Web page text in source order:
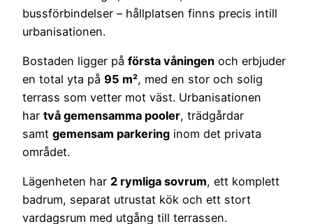
bussförbindelser – hållplatsen finns precis intill
urbanisationen.
Bostaden ligger på första våningen och erbjuder
en total yta på 95 m², med en stor och solig
terrass som vetter mot väst. Urbanisationen
har två gemensamma pooler, trädgårdar
samt gemensam parkering inom det privata
området.
Lägenheten har 2 rymliga sovrum, ett komplett
badrum, separat utrustat kök och ett stort
vardagsrum med utgång till terrassen.